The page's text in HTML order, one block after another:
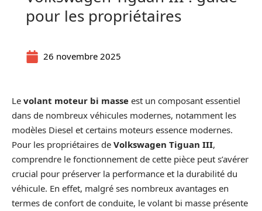
pour les propriétaires
26 novembre 2025
Le volant moteur bi masse est un composant essentiel
dans de nombreux véhicules modernes, notamment les
modèles Diesel et certains moteurs essence modernes.
Pour les propriétaires de Volkswagen Tiguan III,
comprendre le fonctionnement de cette pièce peut s’avérer
crucial pour préserver la performance et la durabilité du
véhicule. En effet, malgré ses nombreux avantages en
termes de confort de conduite, le volant bi masse présente